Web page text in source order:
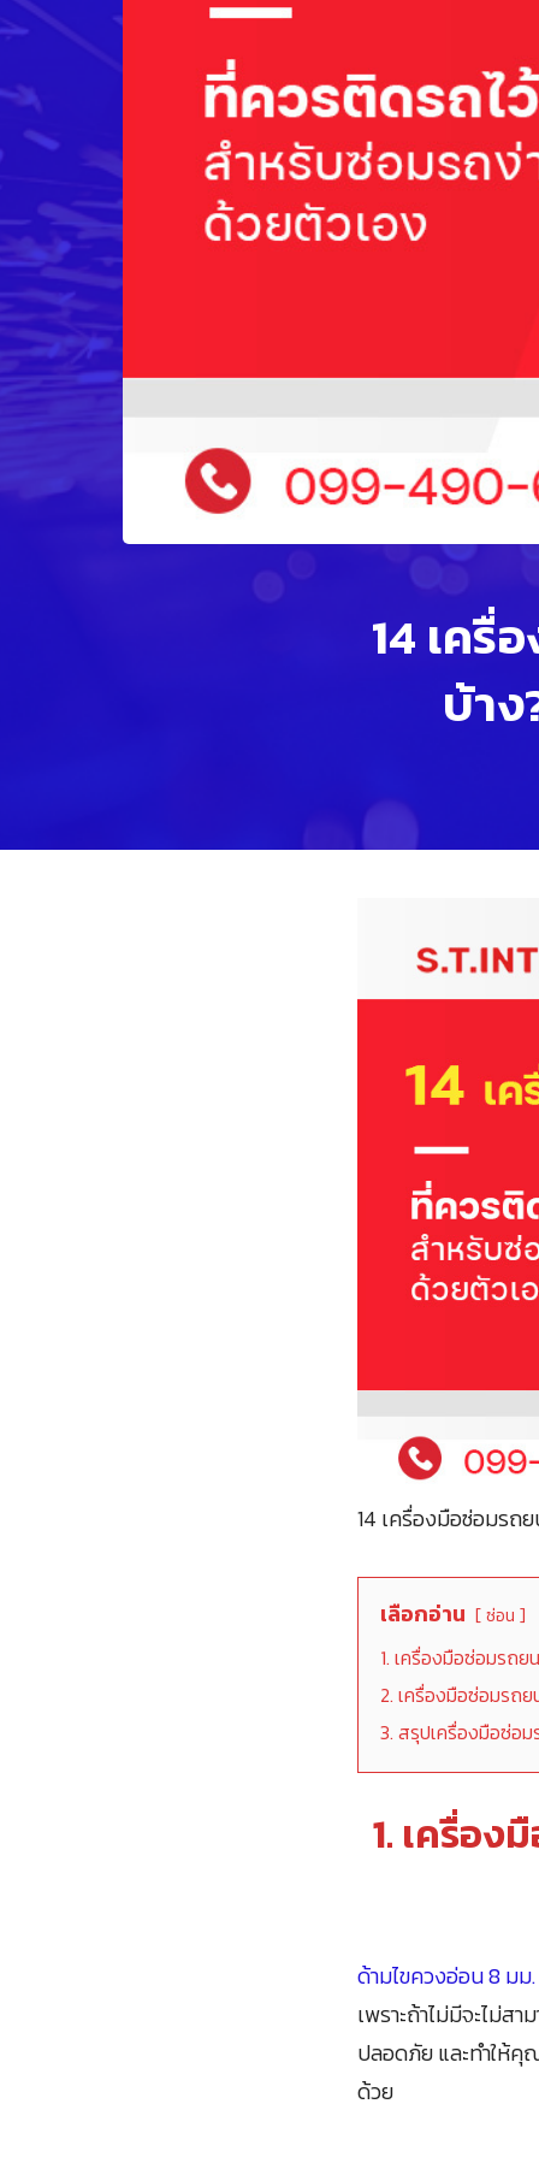
14 เครื่
บ้า
14 เครื่องมือซ่อมรถ
เลือกอ่าน ซ่อน
1. เครื่องมือซ่อมรถย
2. เครื่องมือซ่อมรถย
3. สรุปเครื่องมือซ่อ
1. เครื่อง
ด้ามไขควงอ่อน 8 มม
เพราะถ้าไม่มีจะไม่ส
ปลอดภัย และทำให้คุ
ด้วย